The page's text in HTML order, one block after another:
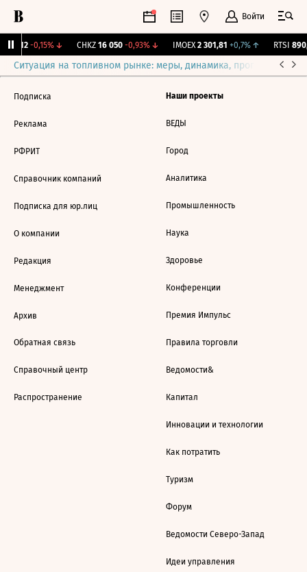
Войти
1 312 -0,15%↓ CHKZ 16 050 -0,93%↓ IMOEX 2 301,81 +0,7%↑ RTSI
Ситуация на топливном рынке: меры, динамика, прогнозы
Подписка
Реклама
РФРИТ
Справочник компаний
Подписка для юр.лиц
О компании
Редакция
Менеджмент
Архив
Обратная связь
Справочный центр
Распространение
Наши проекты
ВЕДЫ
Город
Аналитика
Промышленность
Наука
Здоровье
Конференции
Премия Импульс
Правила торговли
Ведомости&
Капитал
Инновации и технологии
Как потратить
Туризм
Форум
Ведомости Северо-Запад
Идеи управления